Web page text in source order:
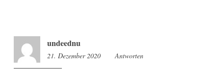
undeednu
21. Dezember 2020 10:13
Antworten